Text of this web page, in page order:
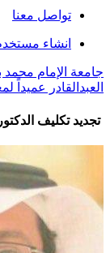
تواصل معنا
انشاء
جامعة الإمام محمد
العبدالقادر عميداً
تجديد تكليف